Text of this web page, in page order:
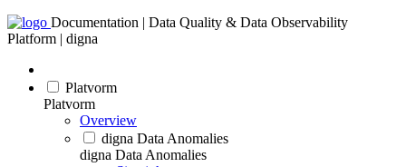
Documentation | Data Quality & Data Observability
Platform | digna
Platvorm
Platvorm
Overview
digna Data Anomalies
digna Data Anomalies